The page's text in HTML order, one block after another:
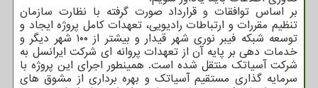
بر اساس توافقات و قرارداد صورت گرفته با نظارت سازمان
تنظیم مقررات و ارتباطات رادیویی، تعهدات کامل پروژه ایجاد و
توسعه شبکه فیبر نوری شهر قیدار و بیشتر از ۱۰۰ شهر دیگر و
خدمات دهی بر پایه آن از تعهدات پروانه ای شرکت ایرانسل به
شرکت آسیاتک منتقل شده است. همینطور اجرای این پروژه با
سرمایه گذاری مستقیم آسیاتک و بهره برداری از مشوق های